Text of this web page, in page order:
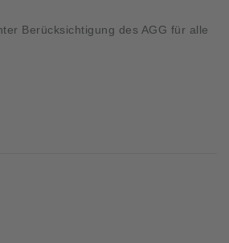
Berücksichtigung des AGG für alle